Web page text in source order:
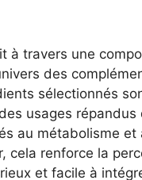
à travers une
des
sélectionnés
usages répandus
au métabolisme et
cela renforce la
et facile à